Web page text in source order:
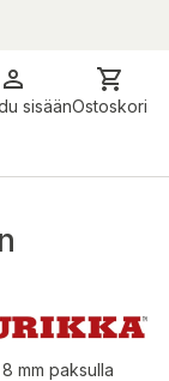
sisäänOstoskori
mm paksulla